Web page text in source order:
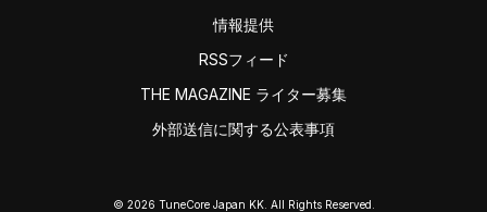
情報提供
RSSフィード
THE MAGAZINE ライター募集
外部送信に関する公表事項
© 2026 TuneCore Japan KK. All Rights Reserved.